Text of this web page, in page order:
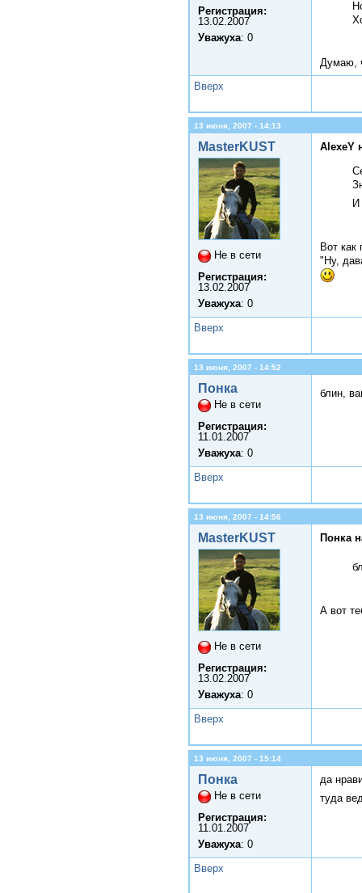
Регистрация:
13.02.2007
Уважуха: 0
Думаю,
Вверх
13 июня, 2007 - 14:13
MasterKUST
Не в сети
Регистрация:
13.02.2007
Уважуха: 0
AlexeY
Вот как
"Ну,
Вверх
13 июня, 2007 - 14:52
Понка
Не в сети
Регистрация:
11.01.2007
Уважуха: 0
блин,
Вверх
13 июня, 2007 - 14:56
MasterKUST
Не в сети
Регистрация:
13.02.2007
Уважуха: 0
Понка
А вот
Вверх
13 июня, 2007 - 15:14
Понка
Не в сети
Регистрация:
11.01.2007
Уважуха: 0
да
туда
Вверх